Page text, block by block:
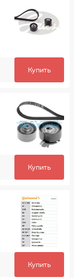
Купить
Купить
Купить